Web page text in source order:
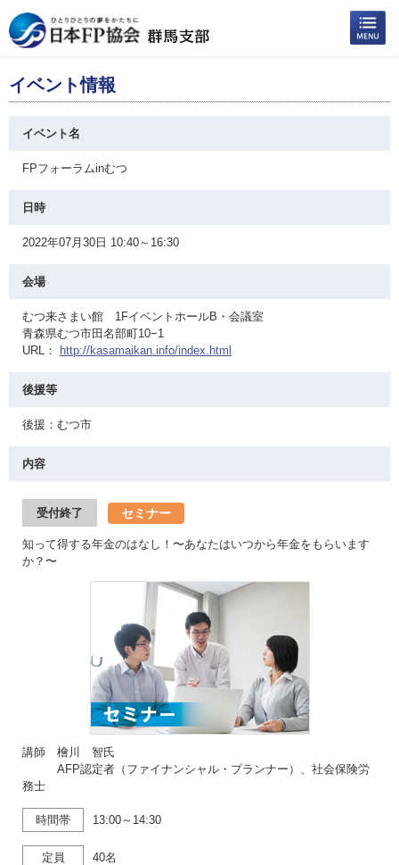
イベント情報
イベント名
FPフォーラムinむつ
日時
2022年07月30日 10:40～16:30
会場
むつ来さまい館 1FイベントホールB・会議室
青森県むつ市田名部町10−1
URL：
http://kasamaikan.info/index.html
後援等
後援：むつ市
内容
受付終了 セミナー
知って得する年金のはなし！〜あなたはいつから年金をもらいます
か？〜
講師 檜川 智氏
AFP認定者（ファイナンシャル・プランナー）、社会保険労
務士
時間帯 13:00～14:30
定員 40名